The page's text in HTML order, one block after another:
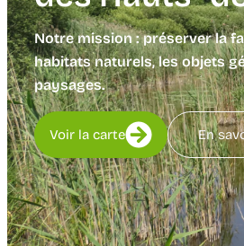
Notre mission : préserver la
habitats naturels, les objets
paysages.
Voir la carte En